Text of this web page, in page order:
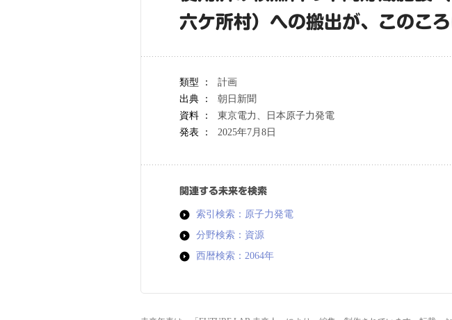
六ケ所村）への搬出が、このこ
類型 ：
計画
出典 ：
朝日新聞
資料 ：
東京電力、日本原子力発電
発表 ：
2025年7月8日
関連する未来を検索
索引検索：原子力発電
分野検索：資源
西暦検索：2064年